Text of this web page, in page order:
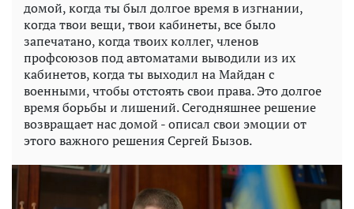
домой, когда ты был долгое время в изгнании,
когда твои вещи, твои кабинеты, все было
запечатано, когда твоих коллег, членов
профсоюзов под автоматами выводили из их
кабинетов, когда ты выходил на Майдан с
военными, чтобы отстоять свои права. Это долгое
время борьбы и лишений. Сегодняшнее решение
возвращает нас домой - описал свои эмоции от
этого важного решения Сергей Бызов.